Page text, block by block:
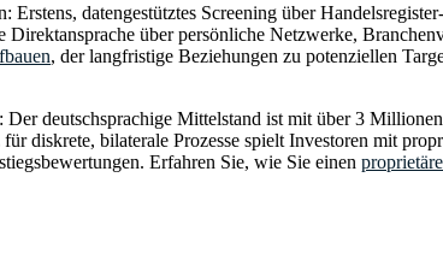
datengestütztes Screening über
über persönliche Netzwerke,
, der langfristige Beziehungen zu potenziellen
deutschsprachige Mittelstand ist mit über 3
diskrete, bilaterale Prozesse spielt Investoren mit
Erfahren Sie, wie Sie einen